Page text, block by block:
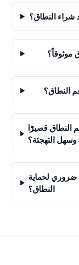
شراء النطاق؟
موثوقاً؟
النطاق؟
النطاق قصيرًا
وسهل التهجئة؟
ضروري لحماية
النطاق؟